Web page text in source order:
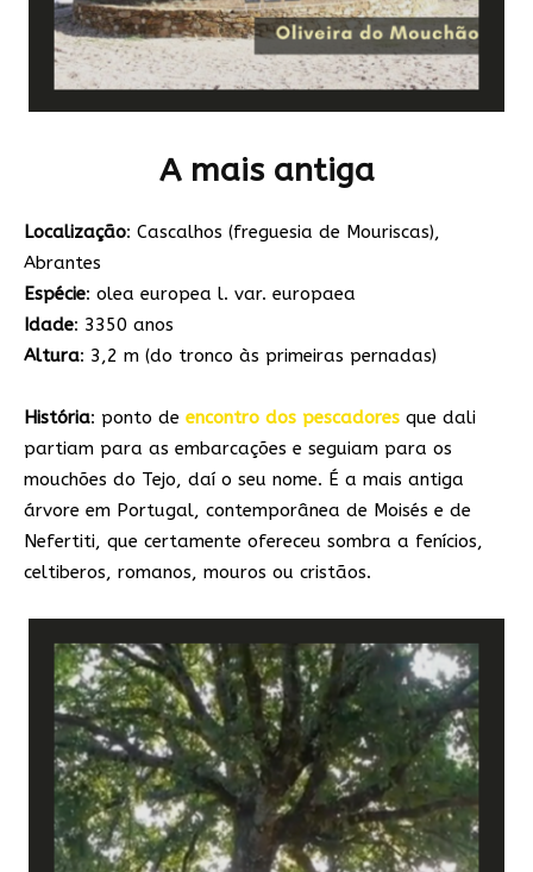
A mais antiga
Localização: Cascalhos (freguesia de Mouriscas),
Abrantes
Espécie: olea europea l. var. europaea
Idade: 3350 anos
Altura: 3,2 m (do tronco às primeiras pernadas)
História: ponto de encontro dos pescadores que dali
partiam para as embarcações e seguiam para os
mouchões do Tejo, daí o seu nome. É a mais antiga
árvore em Portugal, contemporânea de Moisés e de
Nefertiti, que certamente ofereceu sombra a fenícios,
celtiberos, romanos, mouros ou cristãos.